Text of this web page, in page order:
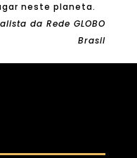
neste planeta.
da Rede GLOBO
Brasil